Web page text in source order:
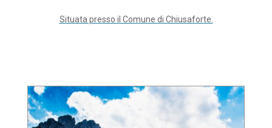
Situata presso il Comune di Chiusaforte.